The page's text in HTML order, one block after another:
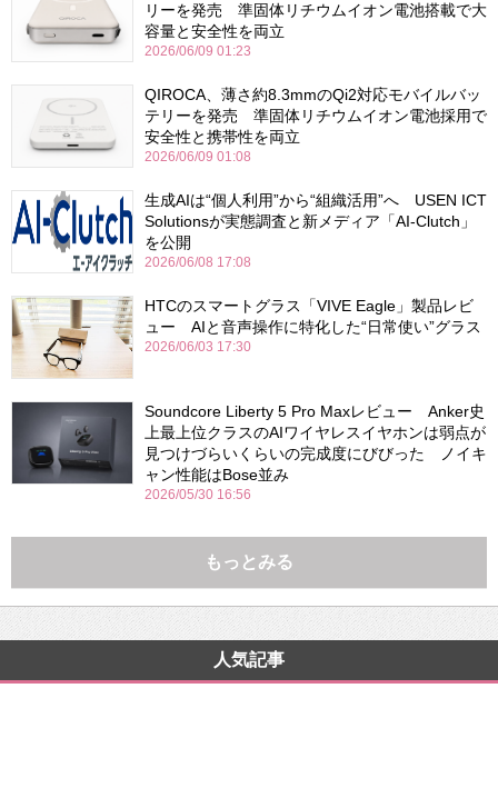
リーを発売 準固体リチウムイオン電池搭載で大
容量と安全性を両立
2026/06/09 01:23
QIROCA、薄さ約8.3mmのQi2対応モバイルバッ
テリーを発売 準固体リチウムイオン電池採用で
安全性と携帯性を両立
2026/06/09 01:08
生成AIは“個人利用”から“組織活用”へ USEN ICT
Solutionsが実態調査と新メディア「AI-Clutch」
を公開
2026/06/08 17:08
HTCのスマートグラス「VIVE Eagle」製品レビ
ュー AIと音声操作に特化した“日常使い”グラス
2026/06/03 17:30
Soundcore Liberty 5 Pro Maxレビュー Anker史
上最上位クラスのAIワイヤレスイヤホンは弱点が
見つけづらいくらいの完成度にびびった ノイキ
ャン性能はBose並み
2026/05/30 16:56
もっとみる
人気記事